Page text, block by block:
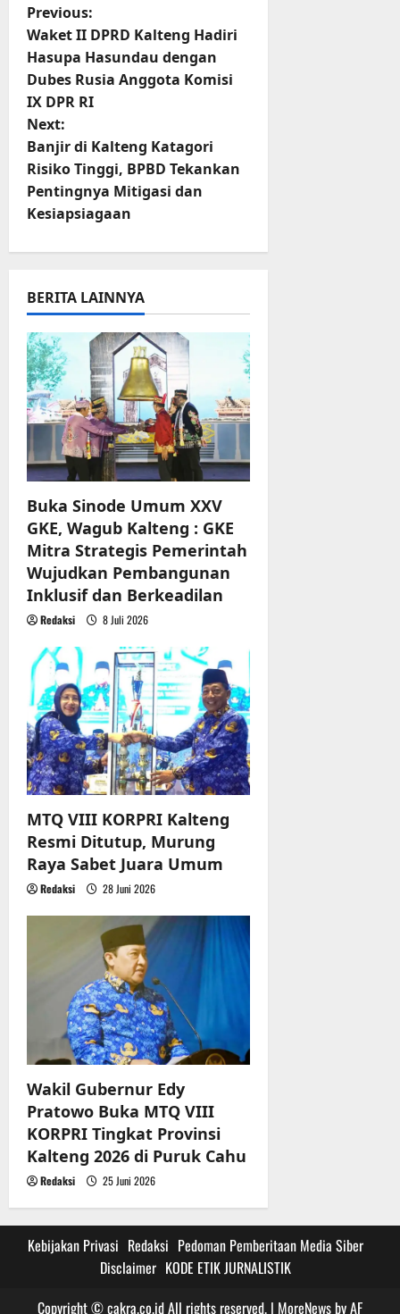
P
o
s
t
n
a
v
i
g
a
t
i
o
n
Previous:
Waket II DPRD Kalteng Hadiri
Hasupa Hasundau dengan
Dubes Rusia Anggota Komisi
IX DPR RI
Next:
Banjir di Kalteng Katagori
Risiko Tinggi, BPBD Tekankan
Pentingnya Mitigasi dan
Kesiapsiagaan
BERITA LAINNYA
Buka Sinode Umum XXV
GKE, Wagub Kalteng : GKE
Mitra Strategis Pemerintah
Wujudkan Pembangunan
Inklusif dan Berkeadilan
Redaksi 8 Juli 2026
MTQ VIII KORPRI Kalteng
Resmi Ditutup, Murung
Raya Sabet Juara Umum
Redaksi 28 Juni 2026
Wakil Gubernur Edy
Pratowo Buka MTQ VIII
KORPRI Tingkat Provinsi
Kalteng 2026 di Puruk Cahu
Redaksi 25 Juni 2026
Kebijakan Privasi Redaksi Pedoman Pemberitaan Media Siber
Disclaimer KODE ETIK JURNALISTIK
Copyright © cakra.co.id All rights reserved. | MoreNewsby AF